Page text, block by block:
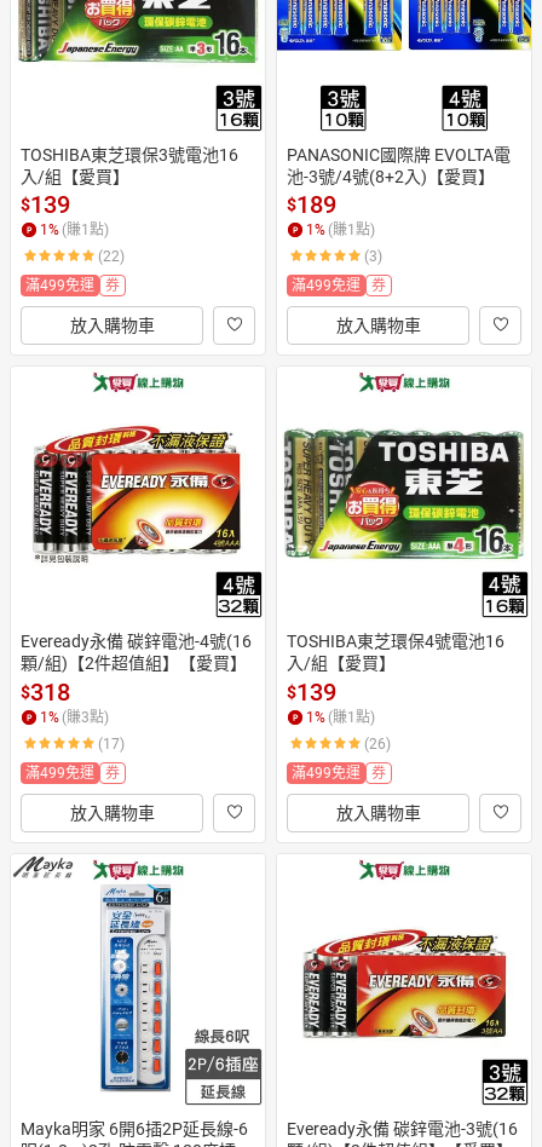
TOSHIBA東芝環保3號電池16
入/組【愛買】
$139
1 % (賺1 點)
(22)
滿499免運
券
放入購物車
PANASONIC國際牌 EVOLTA電
池-3號/4號(8+2入)【愛買】
$189
1 % (賺1 點)
(3)
滿499免運
券
放入購物車
Eveready永備 碳鋅電池-4號(16
顆/組)【2件超值組】【愛買】
$318
1% (賺3點)
(17)
滿499免運
券
放入購物車
TOSHIBA東芝環保4號電池16
入/組【愛買】
$139
1% (賺1點)
(26)
滿499免運
券
放入購物車
Mayka明家 6開6插2P延長線-6
Eveready永備 碳鋅電池-3號(16